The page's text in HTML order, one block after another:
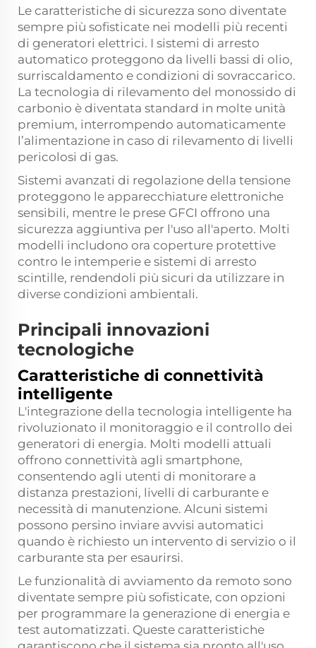
Le caratteristiche di sicurezza sono diventate
sempre più sofisticate nei modelli più recenti
di generatori elettrici. I sistemi di arresto
automatico proteggono da livelli bassi di olio,
surriscaldamento e condizioni di sovraccarico.
La tecnologia di rilevamento del monossido di
carbonio è diventata standard in molte unità
premium, interrompendo automaticamente
l’alimentazione in caso di rilevamento di livelli
pericolosi di gas.
Sistemi avanzati di regolazione della tensione
proteggono le apparecchiature elettroniche
sensibili, mentre le prese GFCI offrono una
sicurezza aggiuntiva per l'uso all'aperto. Molti
modelli includono ora coperture protettive
contro le intemperie e sistemi di arresto
scintille, rendendoli più sicuri da utilizzare in
diverse condizioni ambientali.
Principali innovazioni
tecnologiche
Caratteristiche di connettività
intelligente
L'integrazione della tecnologia intelligente ha
rivoluzionato il monitoraggio e il controllo dei
generatori di energia. Molti modelli attuali
offrono connettività agli smartphone,
consentendo agli utenti di monitorare a
distanza prestazioni, livelli di carburante e
necessità di manutenzione. Alcuni sistemi
possono persino inviare avvisi automatici
quando è richiesto un intervento di servizio o il
carburante sta per esaurirsi.
Le funzionalità di avviamento da remoto sono
diventate sempre più sofisticate, con opzioni
per programmare la generazione di energia e
test automatizzati. Queste caratteristiche